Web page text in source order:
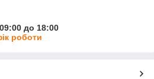
до 18:00
роботи